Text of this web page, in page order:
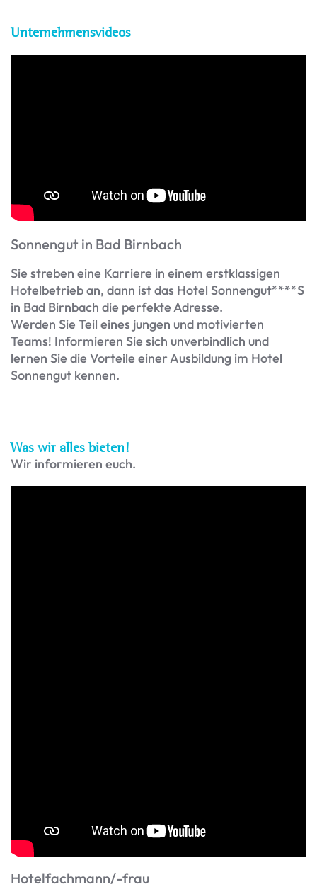
Unternehmensvideos
Sonnengut in Bad Birnbach
Sie streben eine Karriere in einem erstklassigen
Hotelbetrieb an, dann ist das Hotel Sonnengut****S
in Bad Birnbach die perfekte Adresse.
Werden Sie Teil eines jungen und motivierten
Teams! Informieren Sie sich unverbindlich und
lernen Sie die Vorteile einer Ausbildung im Hotel
Sonnengut kennen.
Was wir alles bieten!
Wir informieren euch.
Hotelfachmann/-frau